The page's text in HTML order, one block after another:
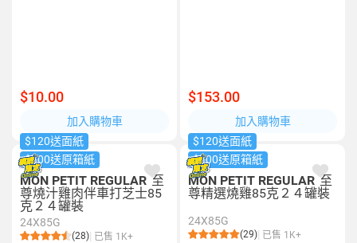
$10.00
加入購物車
$153.00
加入購物車
$120送面紙
$500送原箱紙
MON PETIT REGULAR至
尊燒汁雞肉伴車打芝士85
克２４罐裝
24X85G
(28) 已售 1K+
$120送面紙
$500送原箱紙
MON PETIT REGULAR至
尊精選燒雞85克２４罐裝
24X85G
(29) 已售 1K+